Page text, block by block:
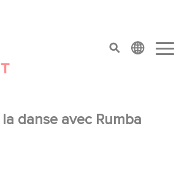
top menu
danse avec Rumba